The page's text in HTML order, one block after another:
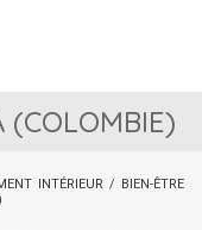
(COLOMBIE)
INTÉRIEUR / BIEN-ÊTRE